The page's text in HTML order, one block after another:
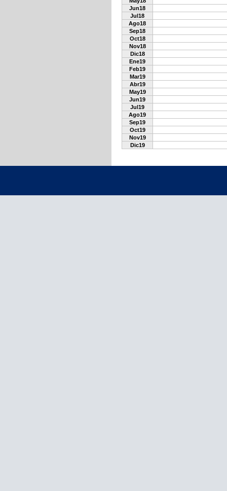
Jun18
Jul18
Ago18
Sep18
Oct18
Nov18
Dic18
Ene19
Feb19
Mar19
Abr19
May19
Jun19
Jul19
Ago19
Sep19
Oct19
Nov19
Dic19